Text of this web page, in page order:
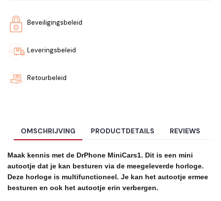
Beveiligingsbeleid
Leveringsbeleid
Retourbeleid
OMSCHRIJVING PRODUCTDETAILS REVIEWS
Maak kennis met de DrPhone MiniCars1. Dit is een mini
autootje dat je kan besturen via de meegeleverde horloge.
Deze horloge is multifunctioneel. Je kan het autootje ermee
besturen en ook het autootje erin verbergen.